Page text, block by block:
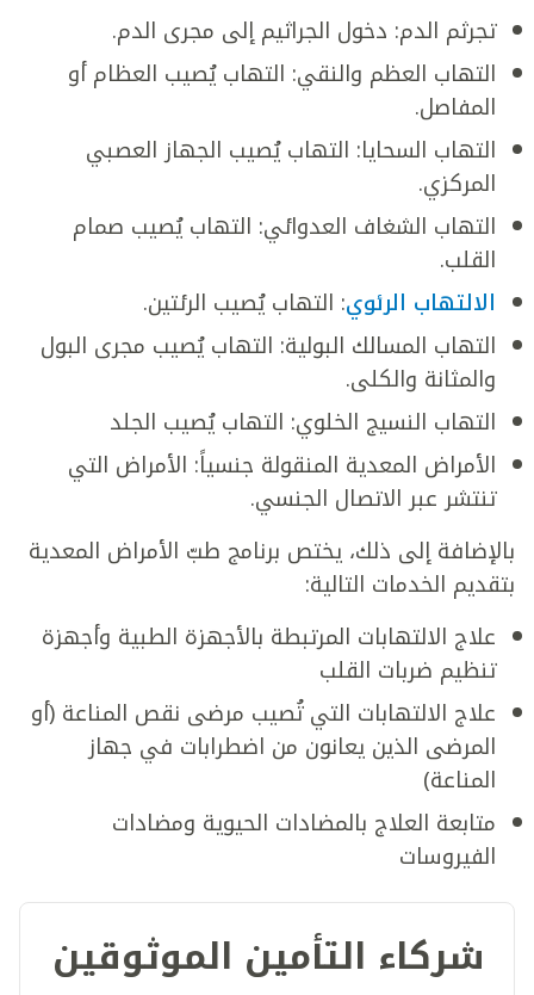
تجرثم الدم: دخول الجراثيم إلى مجرى الدم.
التهاب العظم والنقي: التهاب يُصيب العظام أو
المفاصل.
التهاب السحايا: التهاب يُصيب الجهاز العصبي
المركزي.
التهاب الشغاف العدوائي: التهاب يُصيب صمام
القلب.
الالتهاب الرئوي: التهاب يُصيب الرئتين.
التهاب المسالك البولية: التهاب يُصيب مجرى البول
والمثانة والكلى.
التهاب النسيج الخلوي: التهاب يُصيب الجلد
الأمراض المعدية المنقولة جنسياً: الأمراض التي
تنتشر عبر الاتصال الجنسي.
بالإضافة إلى ذلك، يختص برنامج طبّ الأمراض المعدية
بتقديم الخدمات التالية:
علاج الالتهابات المرتبطة بالأجهزة الطبية وأجهزة
تنظيم ضربات القلب
علاج الالتهابات التي تُصيب مرضى نقص المناعة (أو
المرضى الذين يعانون من اضطرابات في جهاز
المناعة)
متابعة العلاج بالمضادات الحيوية ومضادات
الفيروسات
شركاء التأمين الموثوقين